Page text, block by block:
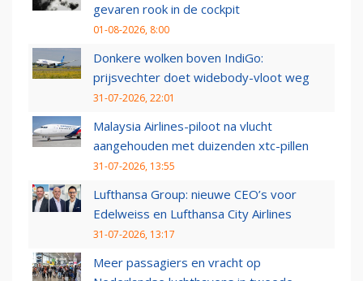
gevaren rook in de cockpit
01-08-2026, 8:00
Donkere wolken boven IndiGo:
prijsvechter doet widebody-vloot weg
31-07-2026, 22:01
Malaysia Airlines-piloot na vlucht
aangehouden met duizenden xtc-pillen
31-07-2026, 13:55
Lufthansa Group: nieuwe CEO’s voor
Edelweiss en Lufthansa City Airlines
31-07-2026, 13:17
Meer passagiers en vracht op